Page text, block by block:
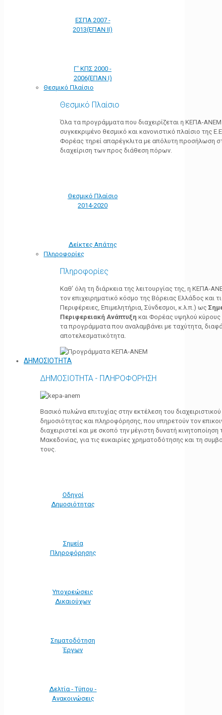
ΕΣΠΑ 2007 -
2013(ΕΠΑΝ ΙΙ)
Γ' ΚΠΣ 2000 -
2006(ΕΠΑΝ Ι)
Θεσμικό Πλαίσιο
Θεσμικό Πλαίσιο
Όλα τα προγράμματα που διαχειρίζεται η ΚΕΠΑ-
συγκεκριμένο θεσμικό και κανονιστικό πλαίσιο της
Φορέας τηρεί απαρέγκλιτα με απόλυτη προσήλωση
διαχείριση των προς διάθεση πόρων.
Θεσμικό Πλαίσιο
2014-2020
Δείκτες Απάτης
Πληροφορίες
Πληροφορίες
Καθ’ όλη τη διάρκεια της λειτουργίας της, η ΚΕΠΑ-
τον επιχειρηματικό κόσμο της Βόρειας Ελλάδος και
Περιφέρειες, Επιμελητήρια, Σύνδεσμοι, κ.λ.π.) ως
Περιφερειακή Ανάπτυξη και Φορέας υψηλού κύρους
τα προγράμματα που αναλαμβάνει με ταχύτητα,
αποτελεσματικότητα.
ΔΗΜΟΣΙΟΤΗΤΑ
ΔΗΜΟΣΙΟΤΗΤΑ - ΠΛΗΡΟΦΟΡΗΣΗ
Βασικό πυλώνα επιτυχίας στην εκτέλεση του
δημοσιότητας και πληροφόρησης, που υπηρετούν τον
διαχειριστεί και με σκοπό την μέγιστη δυνατή
Μακεδονίας, για τις ευκαιρίες χρηματοδότησης και τη
τους.
Οδηγοί
Δημοσιότητας
Σημεία
Πληροφόρησης
Υποχρεώσεις
Δικαιούχων
Σηματοδότηση
Έργων
Δελτία - Τύπου -
Ανακοινώσεις